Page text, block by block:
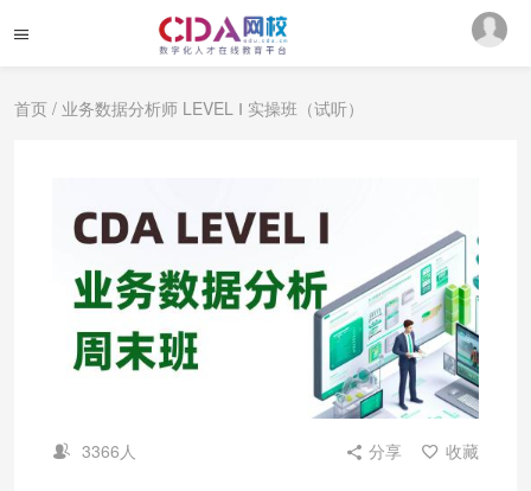
首页 / 业务数据分析师 LEVEL Ⅰ 实操班（试听）
3366人 分享 收藏